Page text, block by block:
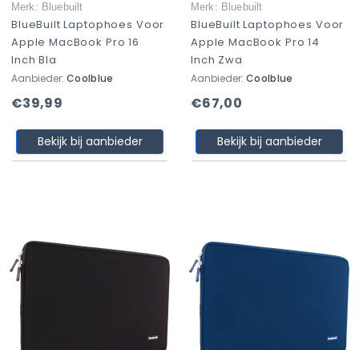
Merk: Bluebuilt
BlueBuilt Laptophoes Voor
Apple MacBook Pro 16
Inch Bla
Aanbieder: Coolblue
€39,99
Bekijk bij aanbieder
Merk: Bluebuilt
BlueBuilt Laptophoes Voor
Apple MacBook Pro 14
Inch Zwa
Aanbieder: Coolblue
€67,00
Bekijk bij aanbieder